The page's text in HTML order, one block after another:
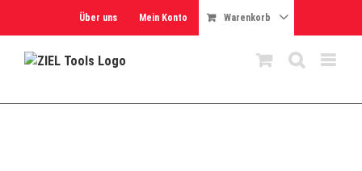
Über uns Mein Konto Warenkorb